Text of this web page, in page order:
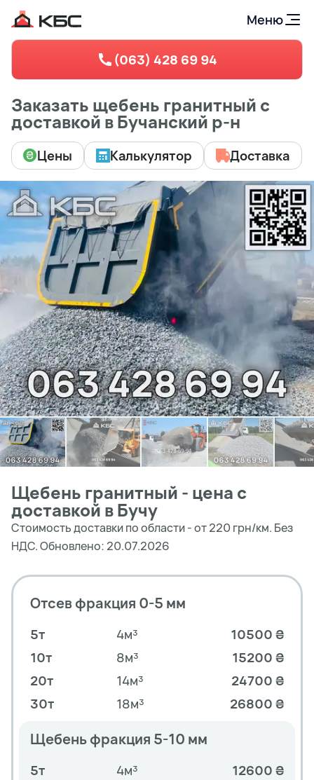
Меню
(063) 428 69 94
Заказать щебень гранитный с
доставкой в Бучанский р-н
Цены Калькулятор Доставка
Щебень гранитный - цена с
доставкой в Бучу
Стоимость доставки по области - от 220 грн/км. Без
НДС. Обновлено: 20.07.2026
Отсев фракция 0-5 мм
5т 4м³
10500 ₴
10т
8м³
15200 ₴
20т
14м³
24700 ₴
30т
18м³ 26800 ₴
Щебень фракция 5-10 мм
5т 4м³
12600 ₴